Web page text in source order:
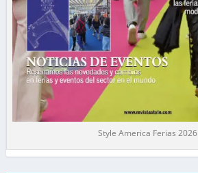
Style America Ferias 2026